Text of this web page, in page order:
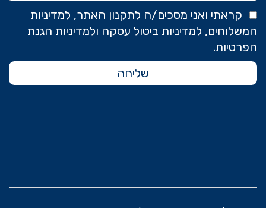
קראתי ואני מסכים/ה לתקנון האתר, למדיניות
המשלוחים, למדיניות ביטול עסקה ולמדיניות הגנת
הפרטיות.
שליחה